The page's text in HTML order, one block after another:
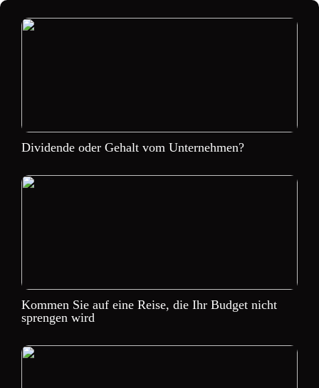
Dividende oder Gehalt vom Unternehmen?
Kommen Sie auf eine Reise, die Ihr Budget nicht
sprengen wird